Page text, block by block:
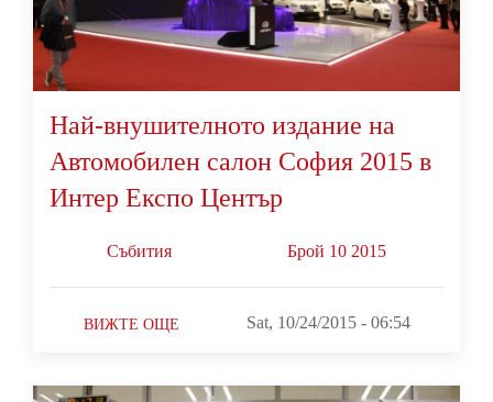
Най-внушителното издание на
Автомобилен салон София 2015 в
Интер Експо Център
Събития Брой 10 2015
ВИЖТЕ ОЩЕ Sat, 10/24/2015 - 06:54